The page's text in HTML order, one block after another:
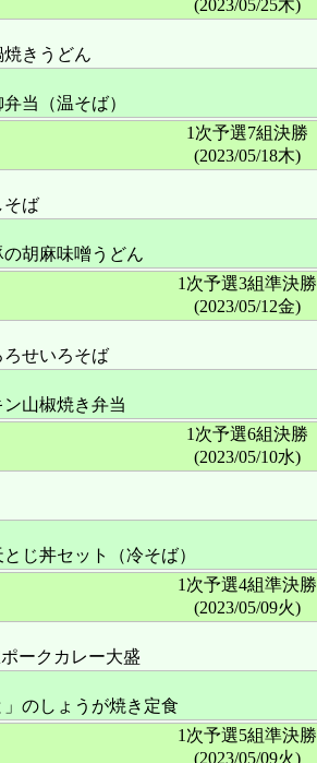
(2023/05/25木)
きうどん
当（温そば）
1次予選7組決勝
(2023/05/18木)
そば
胡麻味噌うどん
1次予選3組準決勝
(2023/05/12金)
せいろそば
山椒焼き弁当
1次予選6組決勝
(2023/05/10水)
じ丼セット（冷そば）
1次予選4組準決勝
(2023/05/09火)
ークカレー大盛
のしょうが焼き定食
1次予選5組準決勝
(2023/05/09火)